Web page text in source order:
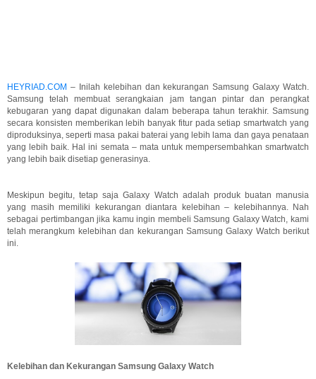
HEYRIAD.COM – Inilah kelebihan dan kekurangan Samsung Galaxy Watch.
Samsung telah membuat serangkaian jam tangan pintar dan perangkat
kebugaran yang dapat digunakan dalam beberapa tahun terakhir. Samsung
secara konsisten memberikan lebih banyak fitur pada setiap smartwatch yang
diproduksinya, seperti masa pakai baterai yang lebih lama dan gaya penataan
yang lebih baik. Hal ini semata – mata untuk mempersembahkan smartwatch
yang lebih baik disetiap generasinya.
Meskipun begitu, tetap saja Galaxy Watch adalah produk buatan manusia
yang masih memiliki kekurangan diantara kelebihan – kelebihannya. Nah
sebagai pertimbangan jika kamu ingin membeli Samsung Galaxy Watch, kami
telah merangkum kelebihan dan kekurangan Samsung Galaxy Watch berikut
ini.
Kelebihan dan Kekurangan Samsung Galaxy Watch